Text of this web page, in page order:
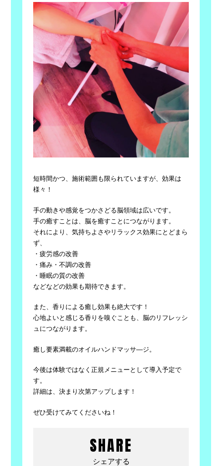
短時間かつ、施術範囲も限られていますが、効果は
様々！
手の動きや感覚をつかさどる脳領域は広いです。
手の癒すことは、脳を癒すことにつながります。
それにより、気持ちよさやリラックス効果にとどまら
ず、
・疲労感の改善
・痛み・不調の改善
・睡眠の質の改善
などなどの効果も期待できます。
また、香りによる癒し効果も絶大です！
心地よいと感じる香りを嗅ぐことも、脳のリフレッシ
ュにつながります。
癒し要素満載のオイルハンドマッサ―ジ。
今後は体験ではなく正規メニューとして導入予定で
す。
詳細は、決まり次第アップします！
ぜひ受けてみてくださいね！
SHARE
シェアする